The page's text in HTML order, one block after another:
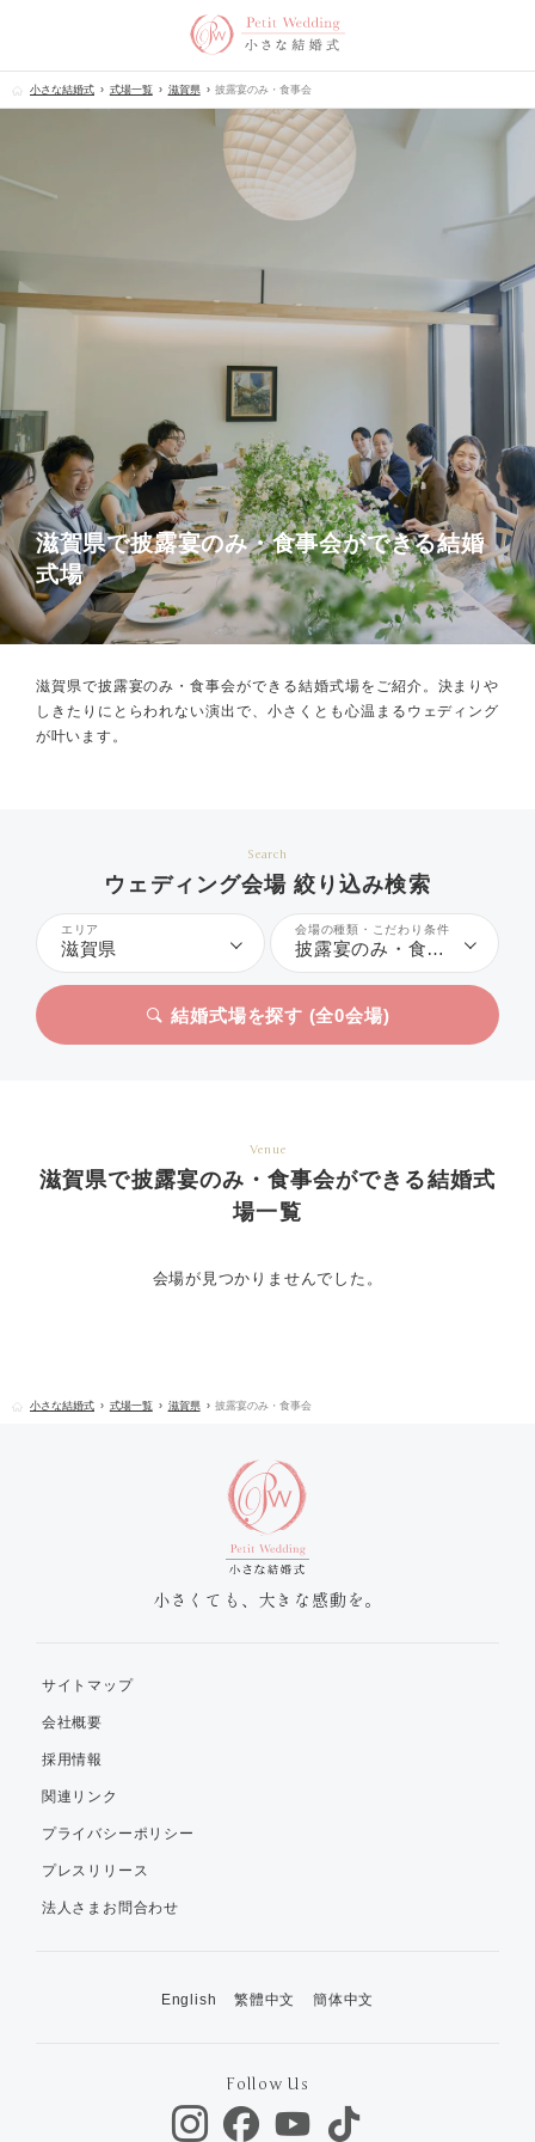
小さな結婚式 式場一覧 滋賀県 披露宴のみ・食事会
滋賀県で披露宴のみ・食事会ができる結婚
式場
滋賀県で披露宴のみ・食事会ができる結婚式場をご紹介。 決まりや
しきたりにとらわれない演出で、小さくとも心温まるウェディング
が叶います。
Search
ウェディング会場 絞り込み検索
エリア
滋賀県
会場の種類・こだわり条件
披露宴のみ・食事会
結婚式場を探す (全0会場)
Venue
滋賀県で披露宴のみ・食事会ができる結婚式
場一覧
会場が見つかりませんでした。
小さな結婚式 式場一覧 滋賀県 披露宴のみ・食事会
小さくても、大きな感動を。
サイトマップ
会社概要
採用情報
関連リンク
プライバシーポリシー
プレスリリース
法人さまお問合わせ
English 繁體中文 簡体中文
Follow Us